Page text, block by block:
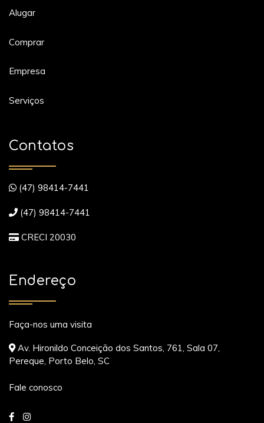
Alugar
Comprar
Empresa
Serviços
Contatos
(47) 98414-7441
(47) 98414-7441
CRECI 20030
Endereço
Faça-nos uma visita
Av. Hironildo Conceição dos Santos, 761, Sala 07,
Pereque, Porto Belo, SC
Fale conosco